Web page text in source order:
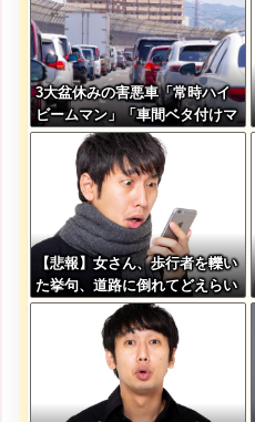
3大盆休みの害悪車「常時ハイ
ビームマン」「車間ベタ付けマ
ン」「法定速度絶対遵守マン」
【悲報】女さん、歩行者を轢い
た挙句、道路に倒れてどえらい
ことになってしまうw w w w w